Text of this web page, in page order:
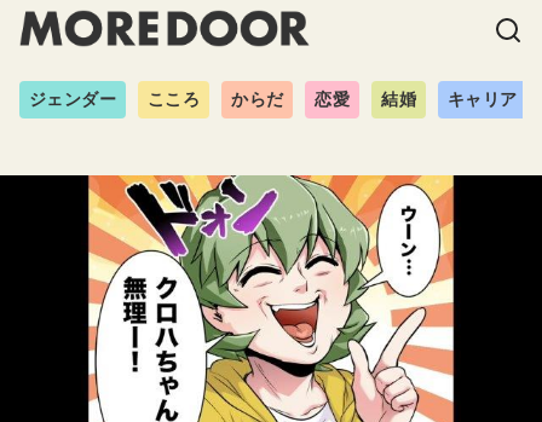
ジェンダー こころ からだ 恋愛 結婚 キャリア